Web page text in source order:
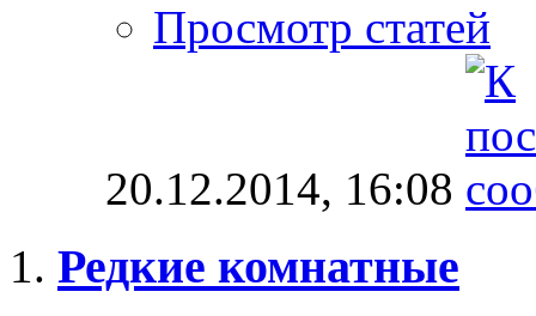
Просмотр статей
20.12.2014, 16:08
Редкие комнатные